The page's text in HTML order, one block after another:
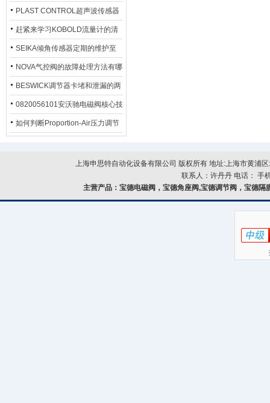
行调试?
PLAST CONTROL超声波传感器
工作原理了解吗？
赶紧来学习KOBOLD流量计的清
洗流程吧
SEIKA倾角传感器定期的维护至
关重要
NOVA气控阀的故障处理方法有哪
些？
BESWICK调节器卡堵和泄漏的两
大问题解决措施
0820056101安沃驰电磁阀核心技
术参数
如何判断Proportion-Air压力调节
上海申思特自动化设备有限公司 版权所有 地址:上海市黄浦
联系人：许丹丹 电话： 手
主营产品：宝德电磁阀，宝德角座阀,宝德调节阀，宝德